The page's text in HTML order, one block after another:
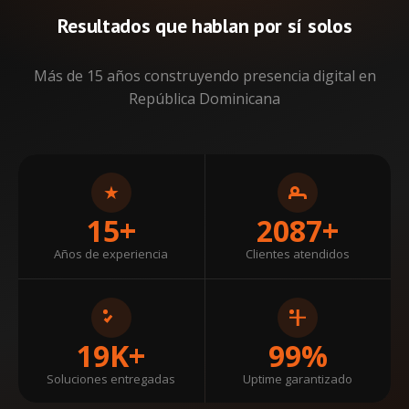
Proyecto relacionado al Seo Xp....
registrados, y 5 mil propiedad, están bien posicionadas el
Bic Graphic Dominicana
Tecnología de catálogos on line con programación java
Script, convirtiendo PDF a paginador Online.
Resultados que hablan por sí solos
Más de 15 años construyendo presencia digital en
República Dominicana
15+
Años de experiencia
2087+
Clientes atendidos
19K+
Soluciones entregadas
99%
Uptime garantizado